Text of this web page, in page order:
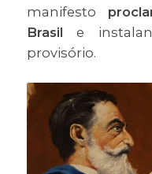
manifesto
Brasil e
provisório.